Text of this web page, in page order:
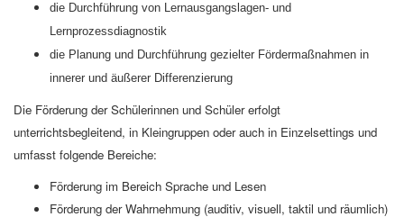
die Durchführung von Lernausgangslagen- und
Lernprozessdiagnostik
die Planung und Durchführung gezielter Fördermaßnahmen in
innerer und äußerer Differenzierung
Die Förderung der Schülerinnen und Schüler erfolgt
unterrichtsbegleitend, in Kleingruppen oder auch in Einzelsettings und
umfasst folgende Bereiche:
Förderung im Bereich Sprache und Lesen
Förderung der Wahrnehmung (auditiv, visuell, taktil und räumlich)